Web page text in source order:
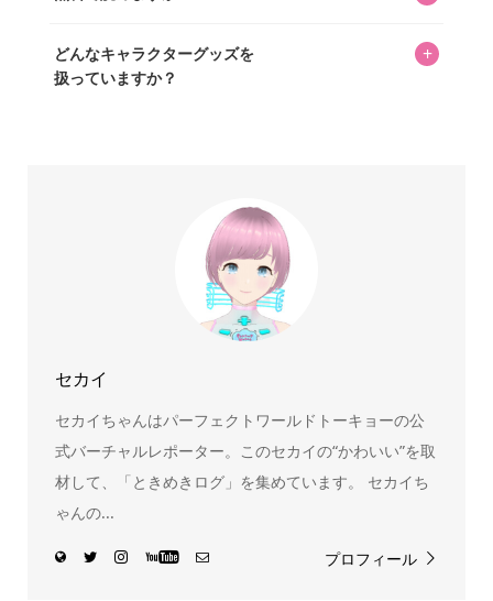
め、正確な情報をお伝えできないからです。
どんなキャラクターグッズを
扱っていますか？
+
ーをいち早く皆さんにお届けすることも、私たちの使命の
セカイ
セカイちゃんはパーフェクトワールドトーキョーの公
式バーチャルレポーター。このセカイの“かわいい”を取
材して、「ときめきログ」を集めています。 セカイち
ゃんの...
プロフィール